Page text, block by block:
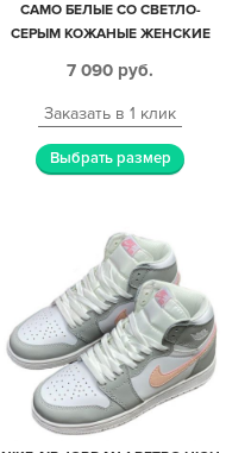
CAMO БЕЛЫЕ СО СВЕТЛО-
СЕРЫМ КОЖАНЫЕ ЖЕНСКИЕ
7 090 руб.
Заказать в 1 клик
Выбрать размер